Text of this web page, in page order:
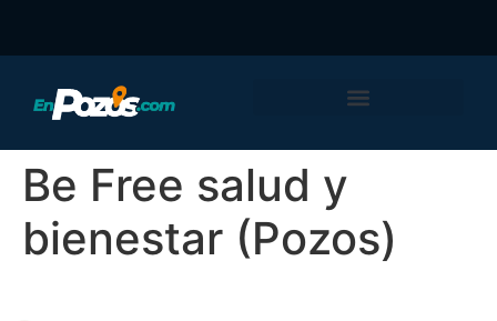
Be Free salud y
bienestar (Pozos)